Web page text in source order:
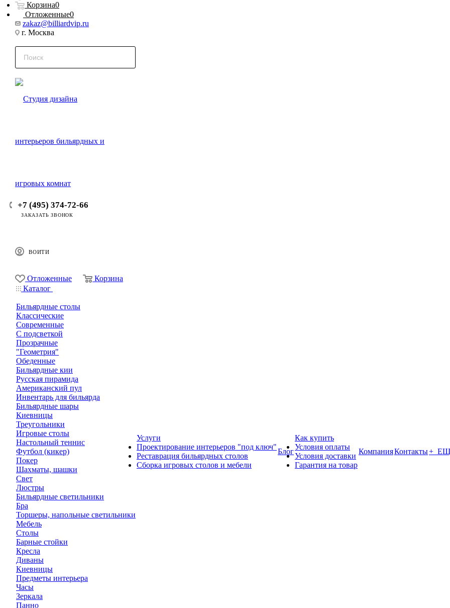
Корзина0
Отложенные0
zakaz@billiardvip.ru
г. Москва
+7 (495) 374-72-66
ЗАКАЗАТЬ ЗВОНОК
ВОЙТИ
Отложенные Корзина
Каталог
Бильярдные столы
Классические
Современные
С подсветкой
Прозрачные
"Геометрия"
Обеденные
Бильярдные кии
Русская пирамида
Американский пул
Инвентарь для бильярда
Бильярдные шары
Киевницы
Треугольники
Игровые столы
Настольный теннис
Футбол (кикер)
Покер
Шахматы, шашки
Свет
Люстры
Бильярдные светильники
Бра
Торшеры, напольные светильники
Мебель
Столы
Барные стойки
Кресла
Диваны
Киевницы
Предметы интерьера
Часы
Зеркала
Панно
Услуги
Проектирование интерьеров "под ключ"
Реставрация бильярдных столов
Сборка игровых столов и мебели
Блог
Как купить
Условия оплаты
Условия доставки
Гарантия на товар
КомпанияКонтакты+